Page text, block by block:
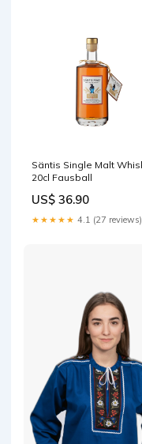
Säntis Single Malt
20cl Fausball
US$ 36.90
★★★★★ 4.1 (27 reviews)